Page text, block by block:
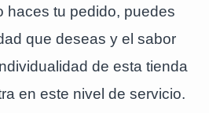
haces tu pedido, puedes
que deseas y el sabor
de esta tienda
en este nivel de servicio.